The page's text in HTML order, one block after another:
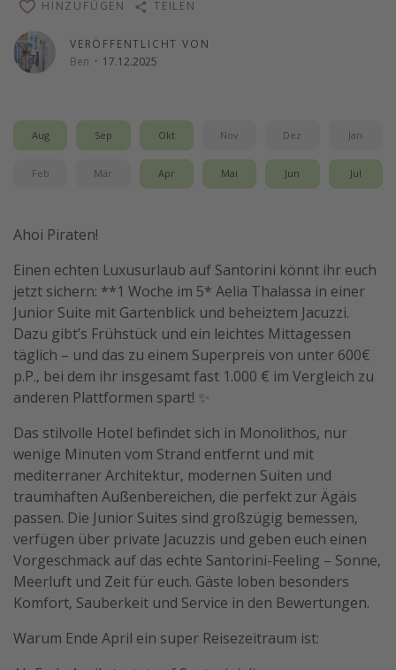
VERÖFFENTLICHT VON
Ben · 17.12.2025
HINZUFÜGEN TEILEN
Aug Sep Okt Nov Dez Jan
Feb Mär Apr Mai Jun Jul
Ahoi Piraten!
Einen echten Luxusurlaub auf Santorini könnt ihr euch
jetzt sichern: **1 Woche im 5* Aelia Thalassa in einer
Junior Suite mit Gartenblick und beheiztem Jacuzzi.
Dazu gibt’s Frühstück und ein leichtes Mittagessen
täglich – und das zu einem Superpreis von unter 600€
p.P., bei dem ihr insgesamt fast 1.000 € im Vergleich zu
anderen Plattformen spart! ✨
Das stilvolle Hotel befindet sich in Monolithos, nur
wenige Minuten vom Strand entfernt und mit
mediterraner Architektur, modernen Suiten und
traumhaften Außenbereichen, die perfekt zur Ägäis
passen. Die Junior Suites sind großzügig bemessen,
verfügen über private Jacuzzis und geben euch einen
Vorgeschmack auf das echte Santorini-Feeling – Sonne,
Meerluft und Zeit für euch. Gäste loben besonders
Komfort, Sauberkeit und Service in den Bewertungen.
Warum Ende April ein super Reisezeitraum ist: